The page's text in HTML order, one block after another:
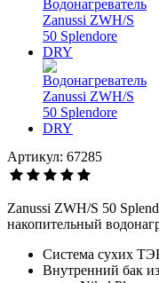
Артикул: 67285
Zanussi ZWH/S 50
накопительный
Система сухих
Внутренний бак